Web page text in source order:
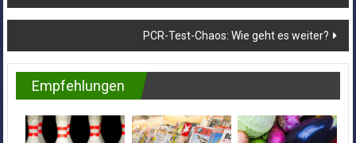
PCR-Test-Chaos: Wie geht es weiter?
Empfehlungen